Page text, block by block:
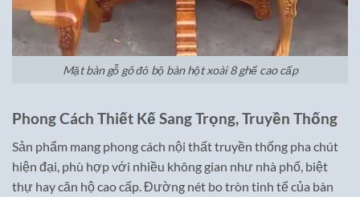
Mặt bàn gỗ gõ đỏ bộ bàn hột xoài 8 ghế cao cấp
Phong Cách Thiết Kế Sang Trọng, Truyền Thống
Sản phẩm mang phong cách nội thất truyền thống pha chút
hiện đại, phù hợp với nhiều không gian như nhà phố, biệt
thự hay căn hộ cao cấp. Đường nét bo tròn tinh tế của bàn